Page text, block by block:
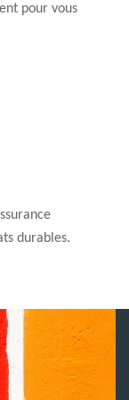
pour vous
durables.